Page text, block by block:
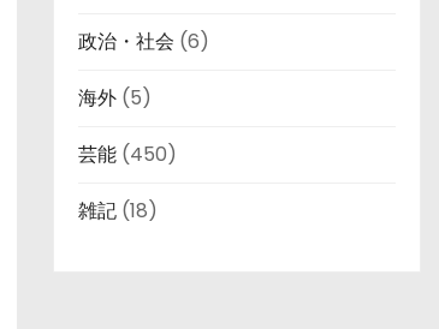
政治・社会 (6)
海外 (5)
芸能 (450)
雑記 (18)